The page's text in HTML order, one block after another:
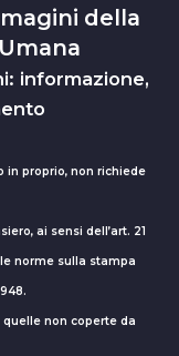
della
informazione,
in proprio, non richiede
ai sensi dell’art. 21
norme sulla stampa
non coperte da